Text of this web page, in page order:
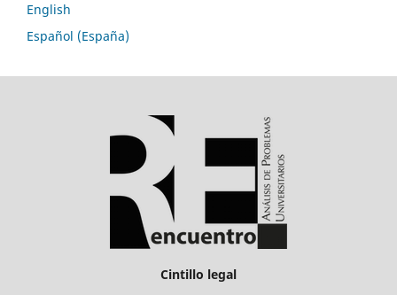
English
Español (España)
Cintillo legal